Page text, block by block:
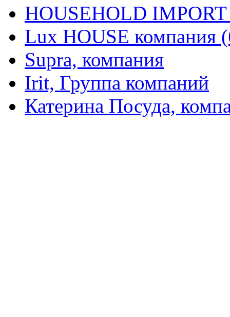
HOUSEHOLD
Lux HOUSE компания
Supra, компания
Irit, Группа компаний
Катерина Посуда,